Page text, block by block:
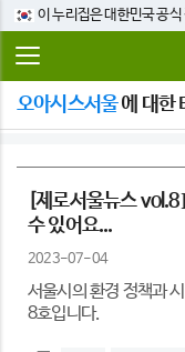
이 누리집은 대한민국 공
오아시스서울에 대한
[제로서울뉴스
수 있어요...
2023-07-04
서울시의 환경 정책과
8호입니다.